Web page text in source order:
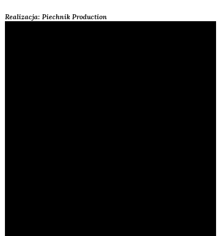
Realizacja: Piechnik Production